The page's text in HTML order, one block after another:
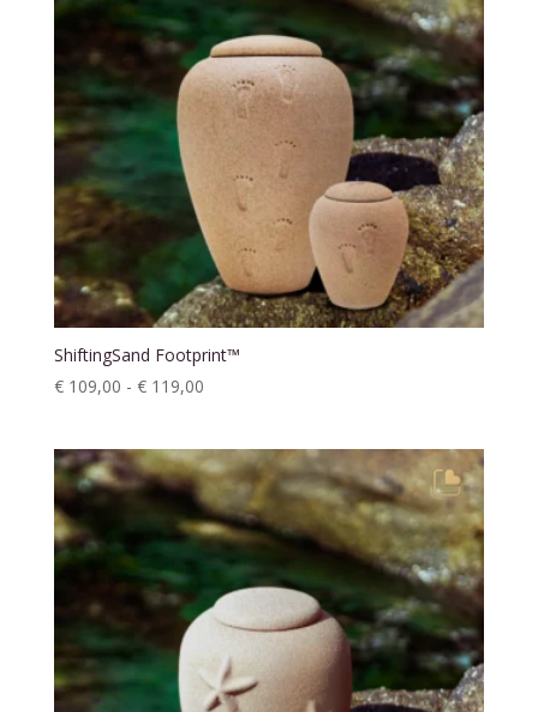
ShiftingSand Footprint™
€109,00 - €119,00Prijsklasse:
€ 119,00